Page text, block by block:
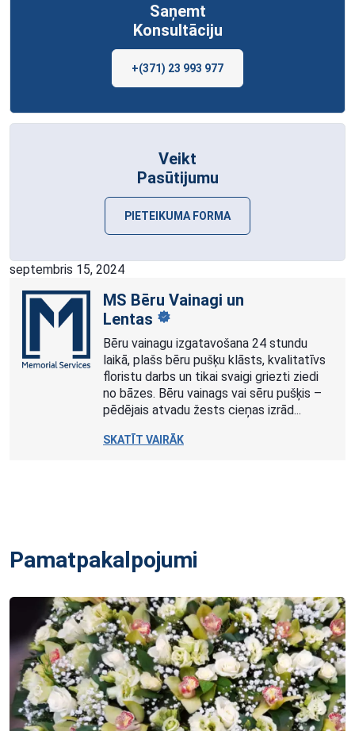
Saņemt
Konsultāciju
+(371) 23 993 977
Veikt
Pasūtijumu
PIETEIKUMA FORMA
septembris 15, 2024
MS Bēru Vainagi un
Lentas
Bēru vainagu izgatavošana 24 stundu
laikā, plašs bēru pušķu klāsts, kvalitatīvs
floristu darbs un tikai svaigi griezti ziedi
no bāzes. Bēru vainags vai sēru pušķis –
pēdējais atvadu žests cieņas izrād...
SKATĪT VAIRĀK
Pamatpakalpojumi